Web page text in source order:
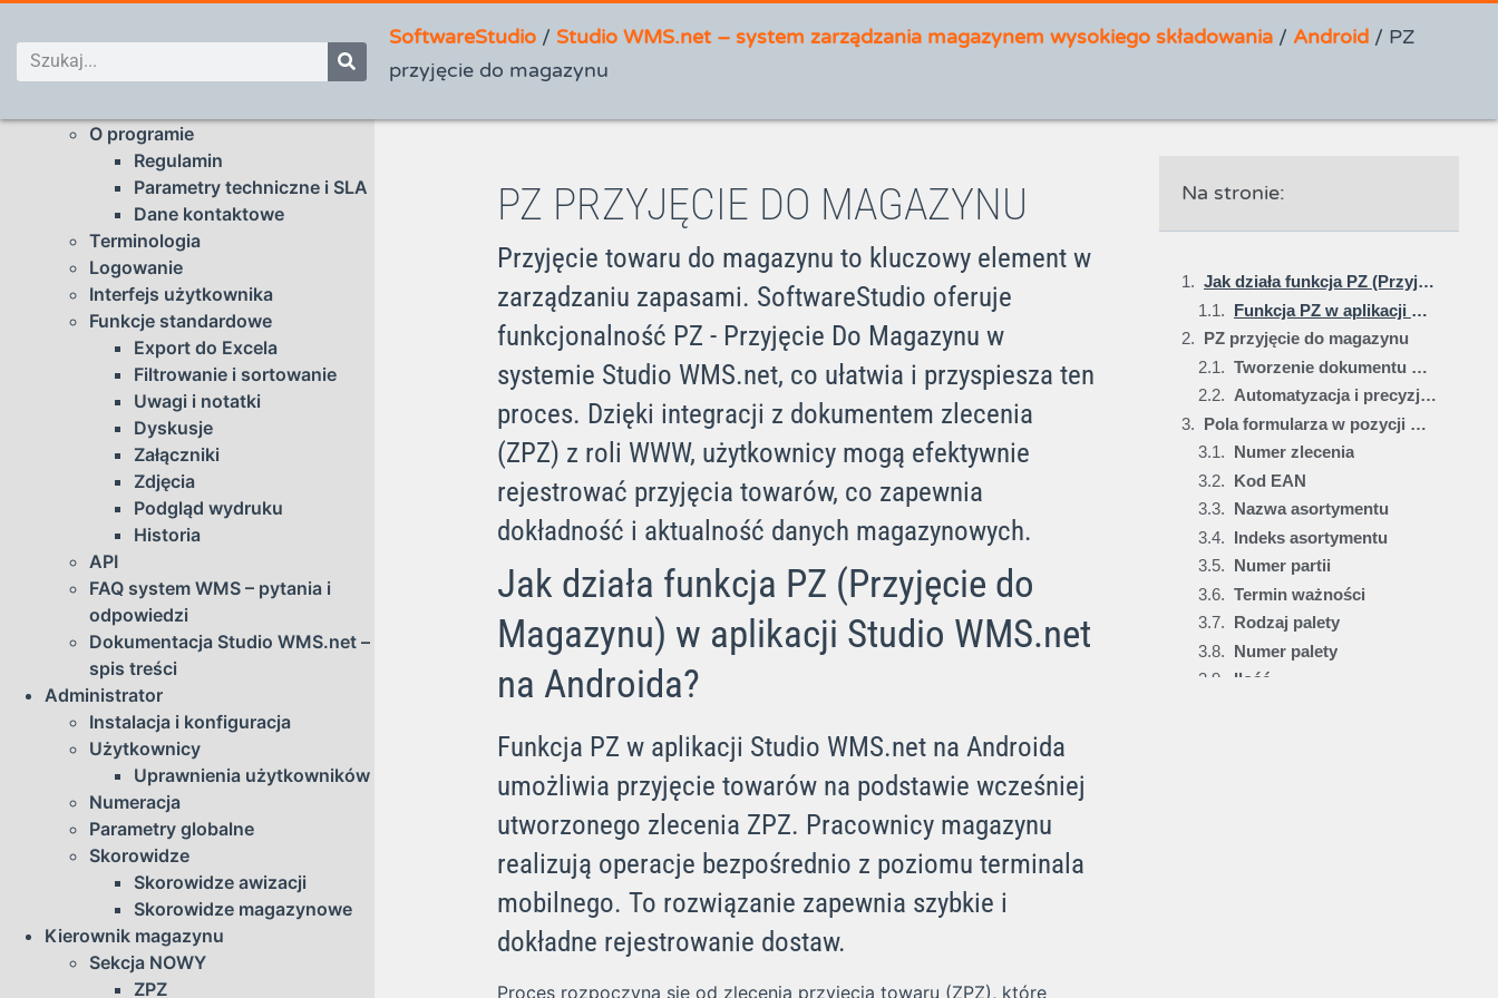
SoftwareStudio/ Studio WMS.net – system zarządzania magazynem wysokiego składowania/ Android/ PZ
przyjęcie do magazynu
O programie
Regulamin
Parametry techniczne i SLA
Dane kontaktowe
Terminologia
Logowanie
Interfejs użytkownika
Funkcje standardowe
Export do Excela
Filtrowanie i sortowanie
Uwagi i notatki
Dyskusje
Załączniki
Zdjęcia
Podgląd wydruku
Historia
API
FAQ system WMS – pytania i
odpowiedzi
Dokumentacja Studio WMS.net –
spis treści
Administrator
Instalacja i konfiguracja
Użytkownicy
Uprawnienia użytkowników
Numeracja
Parametry globalne
Skorowidze
Skorowidze awizacji
Skorowidze magazynowe
Kierownik magazynu
Sekcja NOWY
ZPZ
PZ PRZYJĘCIE DO MAGAZYNU
Przyjęcie towaru do magazynu to kluczowy element w
zarządzaniu zapasami. SoftwareStudio oferuje
funkcjonalność PZ - Przyjęcie Do Magazynu w
systemie Studio WMS.net, co ułatwia i przyspiesza ten
proces. Dzięki integracji z dokumentem zlecenia
(ZPZ) z roli WWW, użytkownicy mogą efektywnie
rejestrować przyjęcia towarów, co zapewnia
dokładność i aktualność danych magazynowych.
Jak działa funkcja PZ (Przyjęcie do
Magazynu) w aplikacji Studio WMS.net
na Androida?
Funkcja PZ w aplikacji Studio WMS.net na Androida
umożliwia przyjęcie towarów na podstawie wcześniej
utworzonego zlecenia ZPZ. Pracownicy magazynu
realizują operacje bezpośrednio z poziomu terminala
mobilnego. To rozwiązanie zapewnia szybkie i
dokładne rejestrowanie dostaw.
Proces rozpoczyna się od zlecenia przyjęcia towaru (ZPZ), które
Na stronie:
Jak działa funkcja PZ (Przyjęcie do Magazynu) w aplikacji Studio WMS.net na Androida?
Funkcja PZ w aplikacji Studio WMS.net na Androida umożliwia przyjęcie towarów na podstawie wcześniej utworzonego zlecenia ZPZ. Pracownicy magazynu realizują operacje bezpośrednio z poziomu terminala mobilnego. To rozwiązanie zapewnia szybkie i dokładne rejestrowanie dostaw.
PZ przyjęcie do magazynu
Tworzenie dokumentu przyjęcia w Studio WMS.net
Automatyzacja i precyzja w procesie przyjęcia
Pola formularza w pozycji PZ – Przyjęcie Do Magazynu
Numer zlecenia
Kod EAN
Nazwa asortymentu
Indeks asortymentu
Numer partii
Termin ważności
Rodzaj palety
Numer palety
Ilość